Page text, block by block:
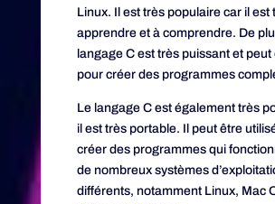
Linux. Il est très populaire car il est
apprendre et à comprendre. De
langage C est très puissant et
pour créer des programmes
Le langage C est également très
il est très portable. Il peut être
créer des programmes qui
de nombreux systèmes
différents, notamment Linux, Mac